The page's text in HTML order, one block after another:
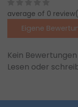
average of 0
Eigene
Kein Bewertungen
Lesen oder